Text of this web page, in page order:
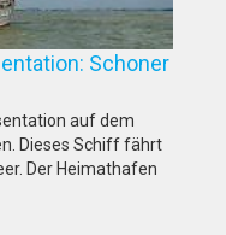
Schoner
auf dem
Dieses Schiff fährt
Der Heimathafen